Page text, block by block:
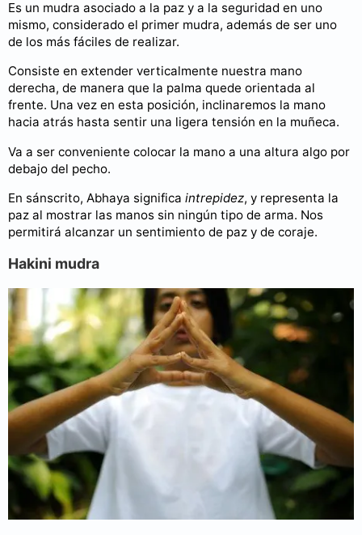
Es un mudra asociado a la paz y a la seguridad en uno
mismo, considerado el primer mudra, además de ser uno
de los más fáciles de realizar.
Consiste en extender verticalmente nuestra mano
derecha, de manera que la palma quede orientada al
frente. Una vez en esta posición, inclinaremos la mano
hacia atrás hasta sentir una ligera tensión en la muñeca.
Va a ser conveniente colocar la mano a una altura algo por
debajo del pecho.
En sánscrito, Abhaya significa intrepidez, y representa la
paz al mostrar las manos sin ningún tipo de arma. Nos
permitirá alcanzar un sentimiento de paz y de coraje.
Hakini mudra